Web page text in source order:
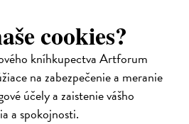
cookies?
kníhkupectva Artforum
na zabezpečenie a meranie
účely a zaistenie vášho
a spokojnosti.
piesku